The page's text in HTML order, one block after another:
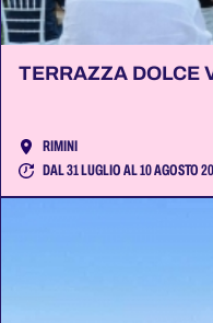
TERRAZZA DOLCE
RIMINI
DAL 31 LUGLIO AL 10 AGOSTO